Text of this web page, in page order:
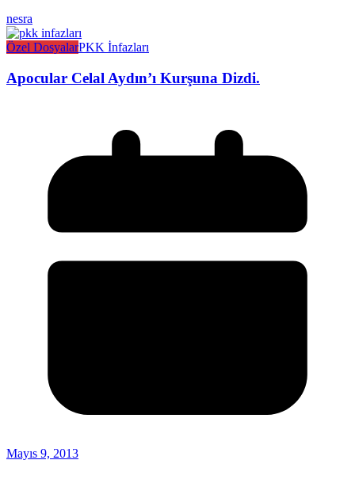
nesra
Özel DosyalarPKK İnfazları
Apocular Celal Aydın’ı Kurşuna Dizdi.
Mayıs 9, 2013